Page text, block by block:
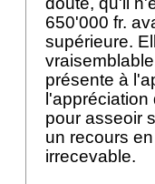
650'000 fr.
supérieure.
présente à
pour asseoir
un recours
irrecevable.